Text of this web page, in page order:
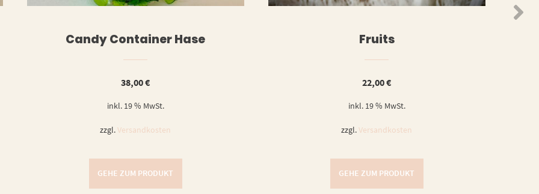
Candy Container Hase
38,00€
inkl. 19 % MwSt.
zzgl.Versandkosten
GEHE ZUM PRODUKT
Fruits
22,00€
inkl. 19 % MwSt.
zzgl.Versandkosten
GEHE ZUM PRODUKT